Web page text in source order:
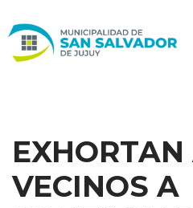
al
VECINOS A